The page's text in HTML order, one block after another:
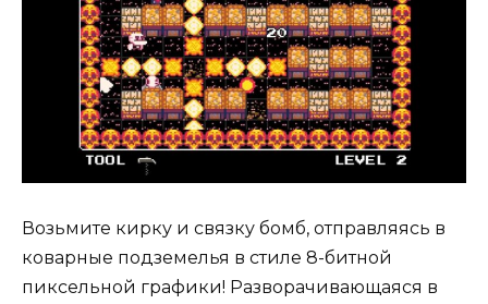
Возьмите кирку и связку бомб, отправляясь в
коварные подземелья в стиле 8-битной
пиксельной графики! Разворачивающаяся в